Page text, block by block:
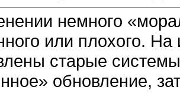
немного
или плохого. На
старые
обновление,